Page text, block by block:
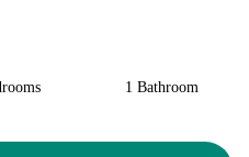
1 Bathroom